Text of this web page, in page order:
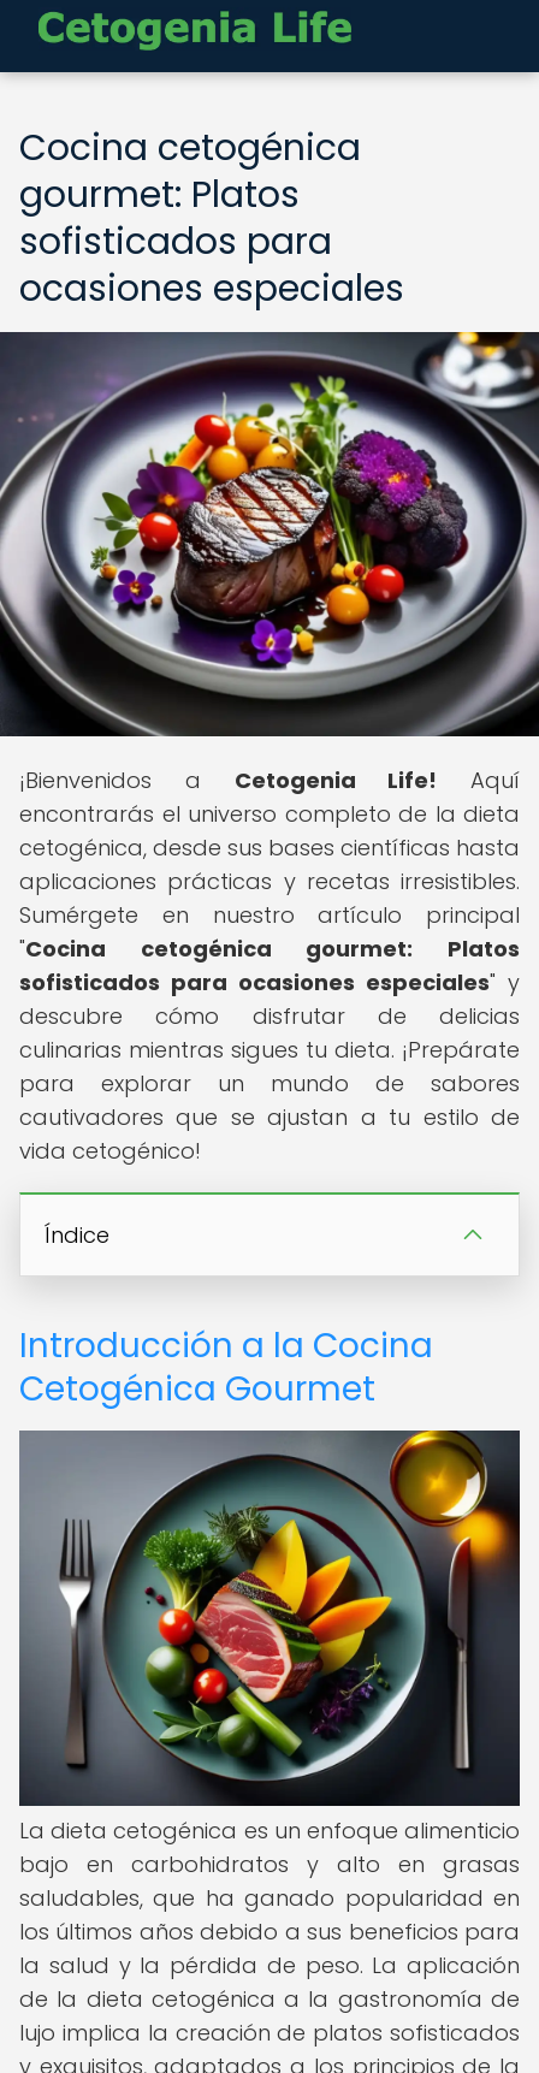
Cocina cetogénica
gourmet: Platos
sofisticados para
ocasiones especiales
¡Bienvenidos a Cetogenia Life! Aquí
encontrarás el universo completo de la dieta
cetogénica, desde sus bases científicas hasta
aplicaciones prácticas y recetas irresistibles.
Sumérgete en nuestro artículo principal
"Cocina cetogénica gourmet: Platos
sofisticados para ocasiones especiales" y
descubre cómo disfrutar de delicias
culinarias mientras sigues tu dieta. ¡Prepárate
para explorar un mundo de sabores
cautivadores que se ajustan a tu estilo de
vida cetogénico!
Índice
Introducción a la Cocina
Cetogénica Gourmet
La dieta cetogénica es un enfoque alimenticio
bajo en carbohidratos y alto en grasas
saludables, que ha ganado popularidad en
los últimos años debido a sus beneficios para
la salud y la pérdida de peso. La aplicación
de la dieta cetogénica a la gastronomía de
lujo implica la creación de platos sofisticados
y exquisitos, adaptados a los principios de la